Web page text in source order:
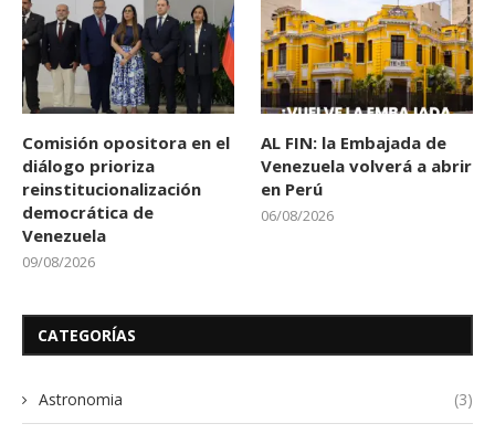
Comisión opositora en el
diálogo prioriza
reinstitucionalización
democrática de
Venezuela
09/08/2026
AL FIN: la Embajada de
Venezuela volverá a abrir
en Perú
06/08/2026
CATEGORÍAS
Astronomia (3)